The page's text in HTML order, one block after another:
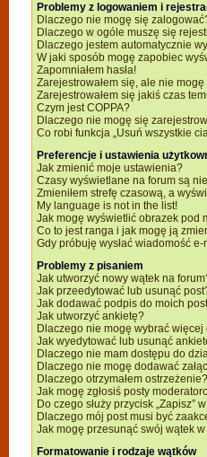
Problemy z logowaniem i
Dlaczego nie mogę się
Dlaczego w ogóle muszę się
Dlaczego jestem automatycznie
W jaki sposób mogę zapobiec
Zapomniałem hasła!
Zarejestrowałem się, ale nie
Zarejestrowałem się jakiś czas
Czym jest COPPA?
Dlaczego nie mogę się
Co robi funkcja „Usuń wszystkie
Preferencje i ustawienia
Jak zmienić moje ustawienia?
Czasy wyświetlane na forum są
Zmieniłem strefę czasową, a
My language is not in the list!
Jak mogę wyświetlić obrazek pod
Co to jest ranga i jak mogę ją
Gdy próbuję wysłać wiadomość
Problemy z pisaniem
Jak utworzyć nowy wątek na
Jak przeedytować lub usunąć
Jak dodawać podpis do moich
Jak utworzyć ankietę?
Dlaczego nie mogę wybrać więcej
Jak wyedytować lub usunąć
Dlaczego nie mam dostępu do
Dlaczego nie mogę dodawać
Dlaczego otrzymałem ostrzeżenie?
Jak mogę zgłosiś posty
Do czego służy przycisk „Zapisz”
Dlaczego mój post musi być
Jak mogę przesunąć swój wątek
Formatowanie i rodzaje wątków